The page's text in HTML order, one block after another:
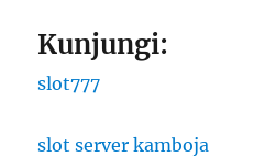
Kunjungi:
slot777
slot server kamboja